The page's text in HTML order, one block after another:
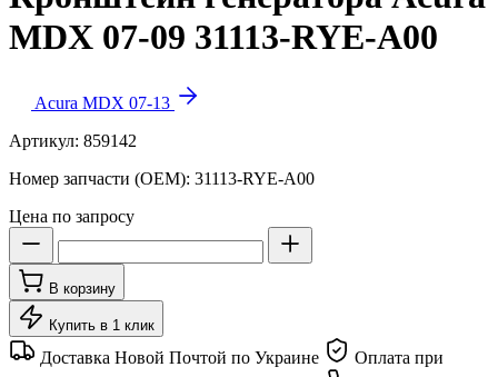
MDX 07-09 31113-RYE-A00
Acura MDX 07-13
Артикул: 859142
Номер запчасти (OEM): 31113-RYE-A00
Цена по запросу
В корзину
Купить в 1 клик
Доставка Новой Почтой по Украине
Оплата при